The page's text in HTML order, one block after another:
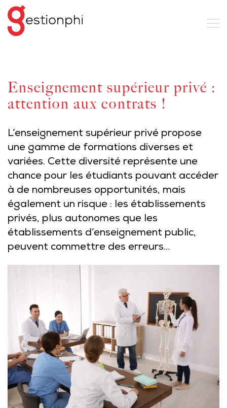
Enseignement supérieur privé :
attention aux contrats !
L’enseignement supérieur privé propose
une gamme de formations diverses et
variées. Cette diversité représente une
chance pour les étudiants pouvant accéder
à de nombreuses opportunités, mais
également un risque : les établissements
privés, plus autonomes que les
établissements d’enseignement public,
peuvent commettre des erreurs…